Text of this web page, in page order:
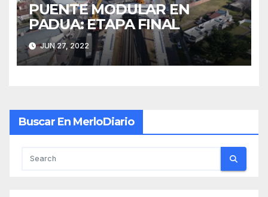
PUENTE MODULAR EN
PADUA: ETAPA FINAL
JUN 27, 2022
Buscar En MerloDiario